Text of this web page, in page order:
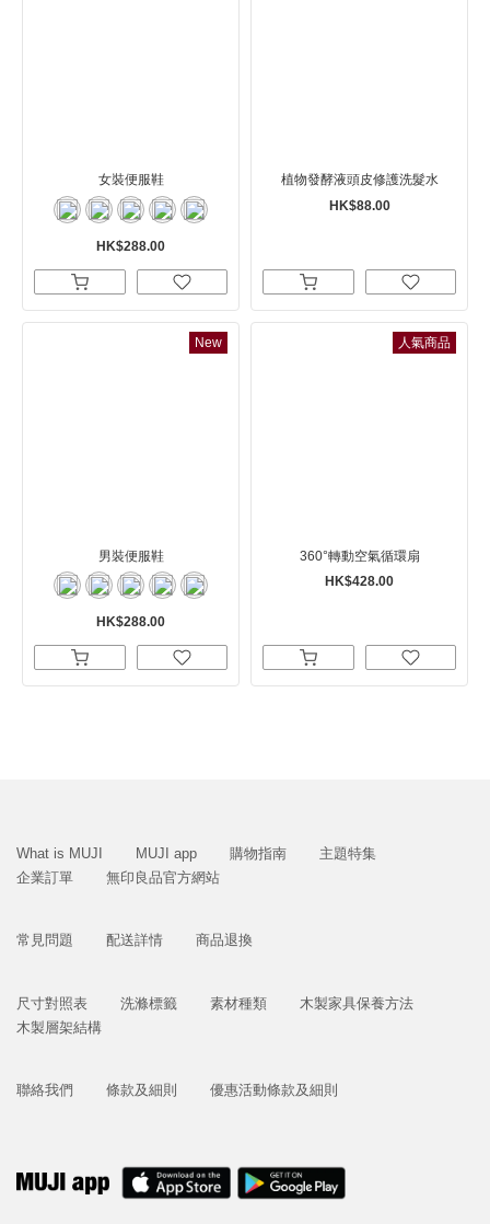
女裝便服鞋
HK$288.00
植物發酵液頭皮修護洗髮水
HK$88.00
New
男裝便服鞋
HK$288.00
人氣商品
360°轉動空氣循環扇
HK$428.00
What is MUJI MUJI app 購物指南
主題特集
企業訂單
無印良品官方網站
常見問題 配送詳情 商品退換
尺寸對照表 洗滌標籤 素材種類
木製家具保養方法
木製層架結構
聯絡我們 條款及細則 優惠活動條款及細則